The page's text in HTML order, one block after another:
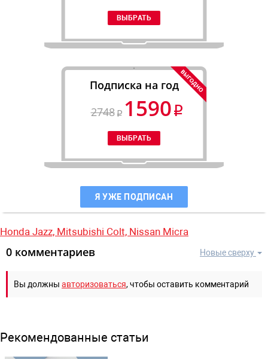
Подписка на год
2748
1590
Я УЖЕ ПОДПИСАН
Honda Jazz, Mitsubishi Colt, Nissan Micra
Новые сверху
0 комментариев
Вы должны авторизоваться, чтобы оставить комментарий
Рекомендованные статьи